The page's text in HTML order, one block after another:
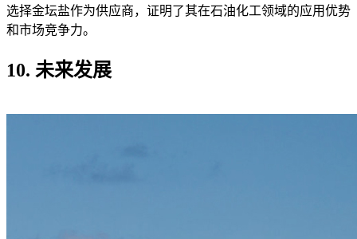
选择金坛盐作为供应商，证明了其在石油化工领域的应用优势
和市场竞争力。
10. 未来发展